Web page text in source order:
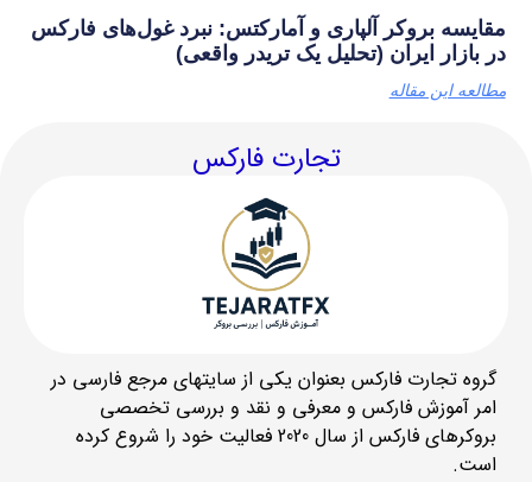
مقایسه بروکر آلپاری و آمارکتس: نبرد غول‌های فارکس
در بازار ایران (تحلیل یک تریدر واقعی)
مطالعه این مقاله
تجارت فارکس
گروه تجارت فارکس بعنوان یکی از سایتهای مرجع فارسی در
امر آموزش فارکس و معرفی و نقد و بررسی تخصصی
بروکرهای فارکس از سال 2020 فعالیت خود را شروع کرده
است.